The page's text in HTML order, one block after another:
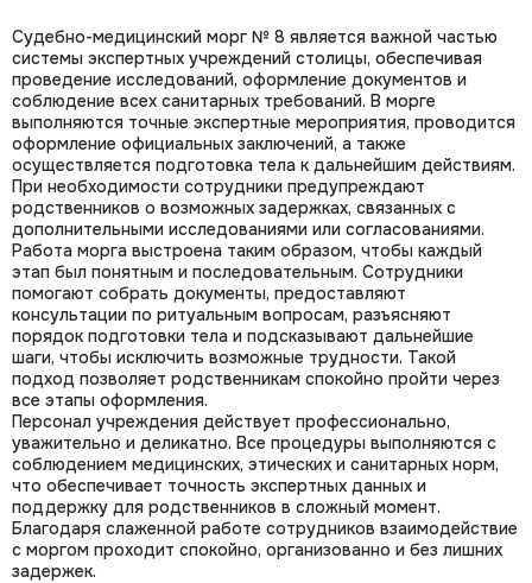
Судебно-медицинский морг № 8 является важной частью
системы экспертных учреждений столицы, обеспечивая
проведение исследований, оформление документов и
соблюдение всех санитарных требований. В морге
выполняются точные экспертные мероприятия, проводится
оформление официальных заключений, а также
осуществляется подготовка тела к дальнейшим действиям.
При необходимости сотрудники предупреждают
родственников о возможных задержках, связанных с
дополнительными исследованиями или согласованиями.
Работа морга выстроена таким образом, чтобы каждый
этап был понятным и последовательным. Сотрудники
помогают собрать документы, предоставляют
консультации по ритуальным вопросам, разъясняют
порядок подготовки тела и подсказывают дальнейшие
шаги, чтобы исключить возможные трудности. Такой
подход позволяет родственникам спокойно пройти через
все этапы оформления.
Персонал учреждения действует профессионально,
уважительно и деликатно. Все процедуры выполняются с
соблюдением медицинских, этических и санитарных норм,
что обеспечивает точность экспертных данных и
поддержку для родственников в сложный момент.
Благодаря слаженной работе сотрудников взаимодействие
с моргом проходит спокойно, организованно и без лишних
задержек.